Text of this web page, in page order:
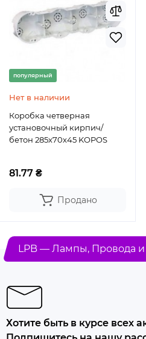
популярный
Нет в наличии
Коробка четверная
установочный кирпич/
бетон 285х70х45 KOPOS
81.77 ₴
Продано
LPB — Лампы, Провода
Хотите быть в курсе всех